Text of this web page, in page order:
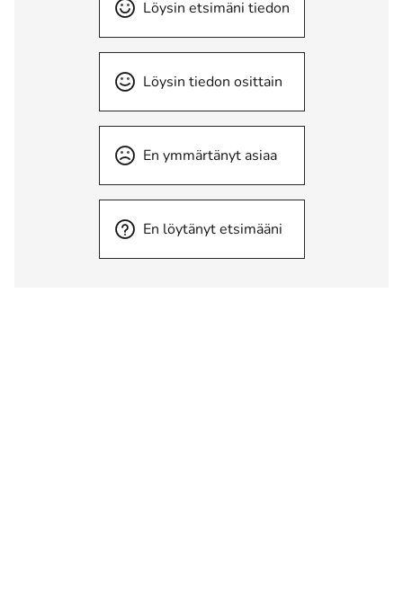
Löysin etsimäni tiedon
Löysin tiedon osittain
En ymmärtänyt asiaa
En löytänyt etsimääni